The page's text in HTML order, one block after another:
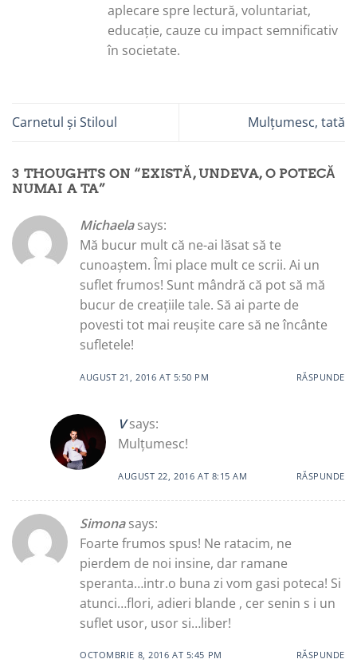
aplecare spre lectură, voluntariat,
educație, cauze cu impact semnificativ
în societate.
Carnetul și Stiloul Mulțumesc, tată
3 THOUGHTS ON “EXISTĂ, UNDEVA, O POTECĂ
NUMAI A TA”
Michaela says:
Mă bucur mult că ne-ai lăsat să te
cunoaștem. Îmi place mult ce scrii. Ai un
suflet frumos! Sunt mândră că pot să mă
bucur de creațiile tale. Să ai parte de
povesti tot mai reușite care să ne încânte
sufletele!
AUGUST 21, 2016 AT 5:50 PM RĂSPUNDE
V says:
Mulțumesc!
AUGUST 22, 2016 AT 8:15 AM RĂSPUNDE
Simona says:
Foarte frumos spus! Ne ratacim, ne
pierdem de noi insine, dar ramane
speranta…intr.o buna zi vom gasi poteca! Si
atunci…flori, adieri blande , cer senin s i un
suflet usor, usor si…liber!
OCTOMBRIE 8, 2016 AT 5:45 PM RĂSPUNDE